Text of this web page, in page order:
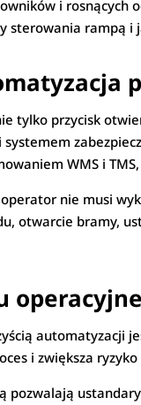
i rosnących
sterowania rampą i
tylko przycisk
WMS i
nie musi
otwarcie bramy,
automatyzacji
i zwiększa
pozwalają